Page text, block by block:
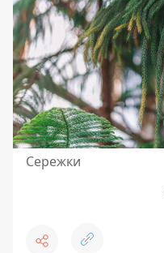
Сережки